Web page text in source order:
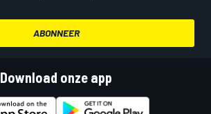
ABONNEER
Download onze app